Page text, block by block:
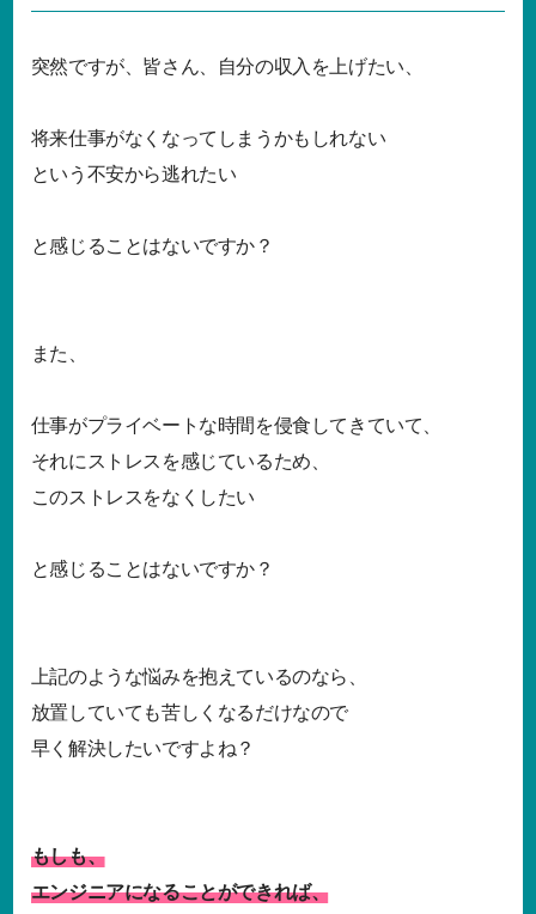
突然ですが、皆さん、自分の収入を上げたい、
将来仕事がなくなってしまうかもしれない
という不安から逃れたい
と感じることはないですか？
また、
仕事がプライベートな時間を侵食してきていて、
それにストレスを感じているため、
このストレスをなくしたい
と感じることはないですか？
上記のような悩みを抱えているのなら、
放置していても苦しくなるだけなので
早く解決したいですよね？
もしも、
エンジニアになることができれば、